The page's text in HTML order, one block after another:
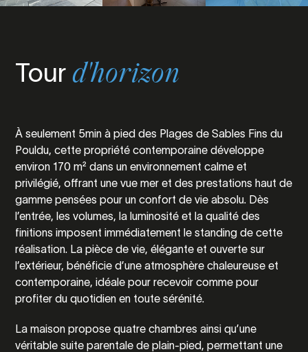
Tourd'horizon
À seulement 5min à pied des Plages de Sables Fins du
Pouldu, cette propriété contemporaine développe
environ 170 m² dans un environnement calme et
privilégié, offrant une vue mer et des prestations haut de
gamme pensées pour un confort de vie absolu. Dès
l’entrée, les volumes, la luminosité et la qualité des
finitions imposent immédiatement le standing de cette
réalisation. La pièce de vie, élégante et ouverte sur
l’extérieur, bénéficie d’une atmosphère chaleureuse et
contemporaine, idéale pour recevoir comme pour
profiter du quotidien en toute sérénité.
La maison propose quatre chambres ainsi qu’une
véritable suite parentale de plain-pied, permettant une